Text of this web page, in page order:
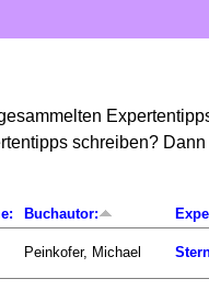
schreiben? Dann
Buchautor:
Peinkofer, Michael